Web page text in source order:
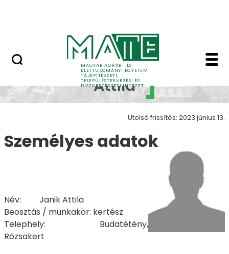
MAGYAR AGRÁR- ÉS
ÉLETTUDOMÁNYI EGYETEM
TÁJÉPÍTÉSZETI,
TELEPÜLÉSTERVEZÉSI ÉS
DÍSZKERTÉSZETI INTÉZET
Janik Attila -
Janik
Attila
Utolsó frissítés: 2023 június 13.
Személyes adatok
Név: Janik Attila
Beosztás / munkakör: kertész
Telephely: Budatétény,
Rózsakert